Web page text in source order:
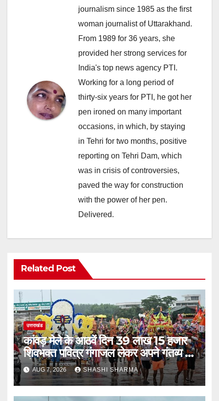
journalism since 1985 as the first
woman journalist of Uttarakhand.
From 1989 for 36 years, she
provided her strong services for
India's top news agency PTI.
Working for a long period of
thirty-six years for PTI, he got her
pen ironed on many important
occasions, in which, by staying
in Tehri for two months, positive
reporting on Tehri Dam, which
was in crisis of controversies,
paved the way for construction
with the power of her pen.
Delivered.
Related Post
उत्तराखंड
कांवड़ मेले के आठवें दिन 39 लाख 15 हजार
शिवभक्त पवित्र गंगाजल लेकर अपने गंतव्य की
ओर हुए रवाना
AUG 7, 2026 SHASHI SHARMA